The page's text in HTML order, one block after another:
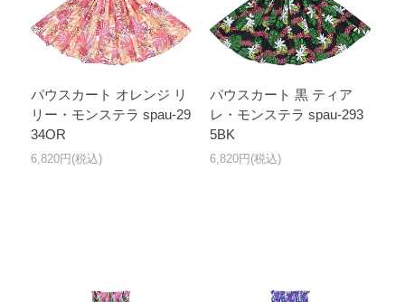
パウスカート オレンジ リ
リー・モンステラ spau-29
34OR
6,820円(税込)
パウスカート 黒 ティア
レ・モンステラ spau-293
5BK
6,820円(税込)